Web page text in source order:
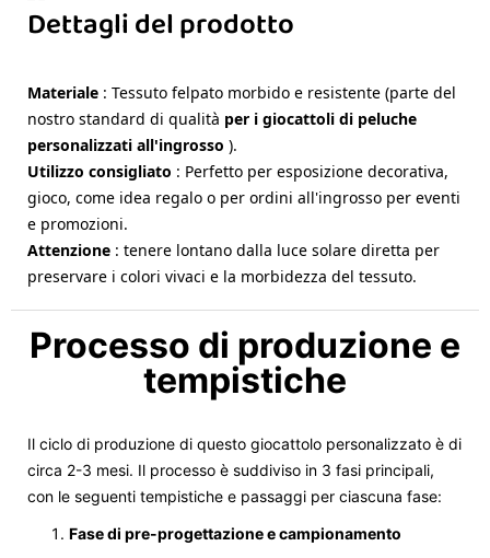
Dettagli del prodotto
Materiale : Tessuto felpato morbido e resistente (parte del
nostro standard di qualità per i giocattoli di peluche
personalizzati all'ingrosso ).
Utilizzo consigliato : Perfetto per esposizione decorativa,
gioco, come idea regalo o per ordini all'ingrosso per eventi
e promozioni.
Attenzione : tenere lontano dalla luce solare diretta per
preservare i colori vivaci e la morbidezza del tessuto.
Processo di produzione e
tempistiche
Il ciclo di produzione di questo giocattolo personalizzato è di
circa 2-3 mesi. Il processo è suddiviso in 3 fasi principali,
con le seguenti tempistiche e passaggi per ciascuna fase:
Fase di pre-progettazione e campionamento